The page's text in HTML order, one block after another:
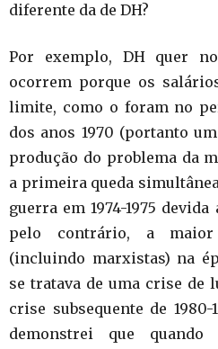
diferente da de DH?
Por exemplo, DH quer
ocorrem porque os
limite, como o foram no
dos anos 1970 (portanto
produção do problema da
a primeira queda
guerra em 1974-1975
pelo contrário, a
(incluindo marxistas) na
se tratava de uma crise de
crise subsequente de
demonstrei que quando